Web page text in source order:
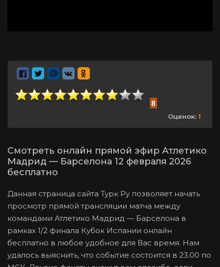
Данная страница сайта Турк Ру позволяет начать
просмотр прямой трансляции матча между
командами Атлетико Мадрид — Барселона в
рамках 1/2 финала Кубок Испании онлайн
бесплатно в любое удобное для Вас время. Нам
удалось выяснить, что событие состоится в 23:00 по
Смотреть онлайн прямой эфир Атлетико
Мадрид — Барселона 12 февраля 2026
бесплатно
8
Оценок: 1